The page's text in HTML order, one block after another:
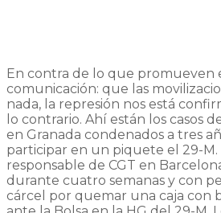
En contra de lo que promueven
comunicación: que las
nada, la represión nos está
lo contrario. Ahí están los casos
en Granada condenados a tres
participar en un piquete el 29-M.
responsable de CGT en
durante cuatro semanas y con
cárcel por quemar una caja con